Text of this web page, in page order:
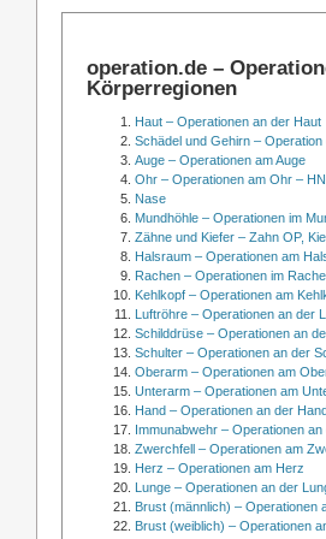
operation.de –
Körperregionen
Haut – Operationen an der Haut
Schädel und Gehirn –
Auge – Operationen am Auge
Ohr – Operationen am Ohr –
Nase
Mundhöhle – Operationen im
Zähne und Kiefer – Zahn OP,
Halsraum – Operationen am
Rachen – Operationen im
Kehlkopf – Operationen am
Luftröhre – Operationen an der
Schilddrüse – Operationen an
Schulter – Operationen an der
Oberarm – Operationen am
Unterarm – Operationen am
Hand – Operationen an der
Immunabwehr – Operationen
Zwerchfell – Operationen am
Herz – Operationen am Herz
Lunge – Operationen an der
Brust (männlich) – Operationen
Brust (weiblich) – Operationen